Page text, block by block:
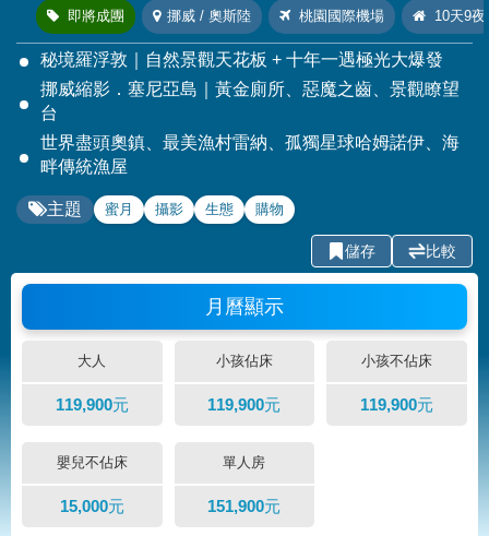
即將成團 挪威 / 奧斯陸 桃園國際機場 10天9夜
秘境羅浮敦｜自然景觀天花板 + 十年一遇極光大爆發
挪威縮影．塞尼亞島｜黃金廁所、惡魔之齒、景觀瞭望
台
世界盡頭奧鎮、最美漁村雷納、孤獨星球哈姆諾伊、海
畔傳統漁屋
主題 蜜月 攝影 生態 購物
儲存 比較
月曆顯示
大人 小孩佔床 小孩不佔床
119,900元 119,900元 119,900元
嬰兒不佔床 單人房
15,000元 151,900元